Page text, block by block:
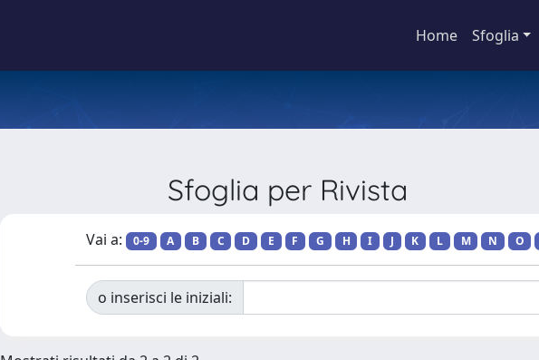
Home Sfoglia
Sfoglia per Rivista
Vai a: 0-9 A B C D E F G H I J K L M N O
o inserisci le iniziali: